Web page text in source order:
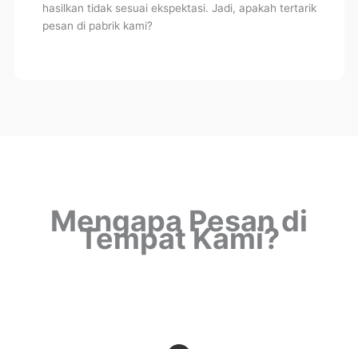
hasilkan tidak sesuai ekspektasi. Jadi, apakah tertarik
pesan di pabrik kami?
Mengapa Pesan di
Tempat Kami?